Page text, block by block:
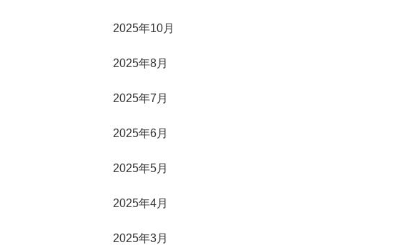
2025年10月
2025年8月
2025年7月
2025年6月
2025年5月
2025年4月
2025年3月